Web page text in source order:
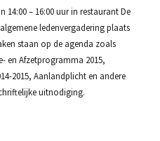
14:00 – 16:00 uur in restaurant De
ledenvergadering plaats
staan op de agenda zoals
en Afzetprogramma 2015,
2015, Aanlandplicht en andere
uitnodiging.